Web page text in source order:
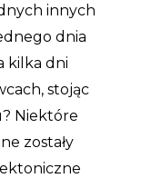
innych
dnia
kilka dni
stojąc
Niektóre
zostały